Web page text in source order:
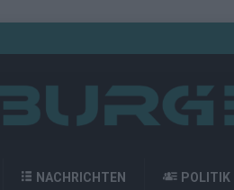
NACHRICHTEN POLITIK